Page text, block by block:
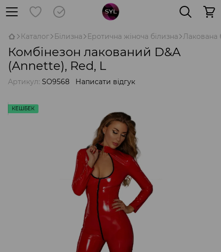
Каталог Білизна Еротична жіноча білизна Лакована
Комбінезон лакований D&A
(Annette), Red, L
Артикул: SO9568 Написати відгук
КЕШБЕК